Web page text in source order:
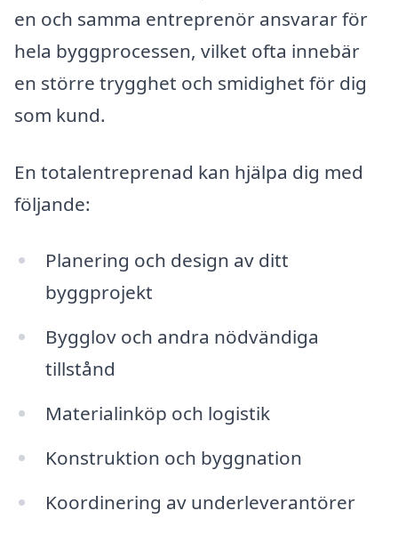
en och samma entreprenör ansvarar för
hela byggprocessen, vilket ofta innebär
en större trygghet och smidighet för dig
som kund.
En totalentreprenad kan hjälpa dig med
följande:
Planering och design av ditt
byggprojekt
Bygglov och andra nödvändiga
tillstånd
Materialinköp och logistik
Konstruktion och byggnation
Koordinering av underleverantörer